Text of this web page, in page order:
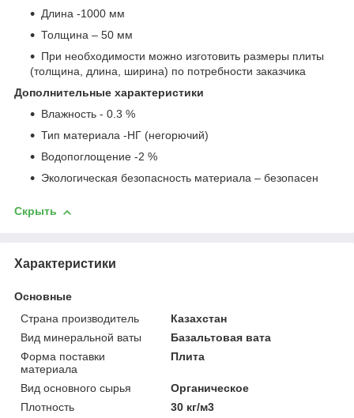
Длина -1000 мм
Толщина – 50 мм
При необходимости можно изготовить размеры плиты
(толщина, длина, ширина) по потребности заказчика
Дополнительные характеристики
Влажность - 0.3 %
Тип материала -НГ (негорючий)
Водопоглощение -2 %
Экологическая безопасность материала – безопасен
Скрыть
Характеристики
Основные
Страна производитель
Казахстан
Вид минеральной ваты
Базальтовая вата
Форма поставки
материала
Плита
Вид основного сырья
Органическое
Плотность
30 кг/м3